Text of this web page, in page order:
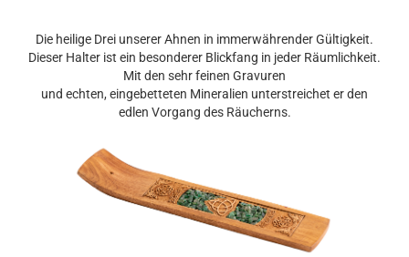
Die heilige Drei unserer Ahnen in immerwährender Gültigkeit.
Dieser Halter ist ein besonderer Blickfang in jeder Räumlichkeit.
Mit den sehr feinen Gravuren
und echten, eingebetteten Mineralien unterstreichet er den
edlen Vorgang des Räucherns.